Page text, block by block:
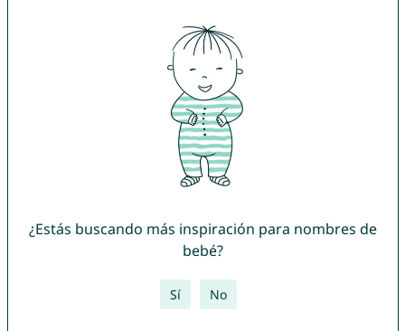
¿Estás buscando más inspiración para nombres de
bebé?
Sí No